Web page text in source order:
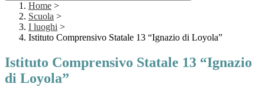
Home >
Scuola >
I luoghi >
Istituto Comprensivo Statale 13 “Ignazio di Loyola”
Istituto Comprensivo Statale 13 “Ignazio
di Loyola”